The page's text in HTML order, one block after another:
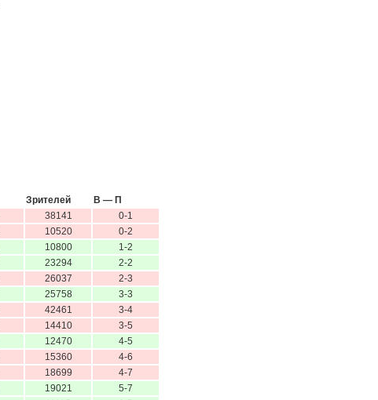
Зрителей
В — П
38141
0-1
10520
0-2
10800
1-2
23294
2-2
26037
2-3
25758
3-3
42461
3-4
14410
3-5
12470
4-5
15360
4-6
18699
4-7
19021
5-7